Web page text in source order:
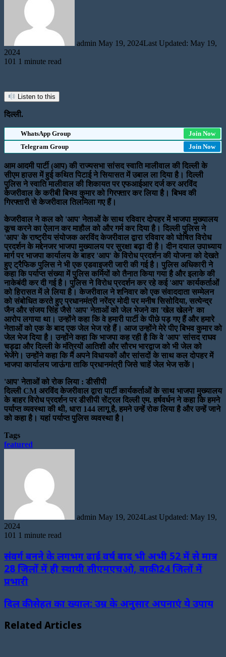
admin May 19, 2024Last Updated: May 19,
2024
101 1 minute read
Listen to this
दिल्ली.
WhatsApp Group
Join Now
Telegram Group
Join Now
आम आदमी पार्टी (आप) की राज्यसभा सांसद स्वाति मालीवाल की दिल्ली के
सीएम हाउस में हुई कथित पिटाई ने सियासत में उबाल ला दिया है। दिल्ली
पुलिस ने स्वाति मालीवाल की शिकायत पर एफआईआर दर्ज कर अरविंद
केजरीवाल के करीबी बिभव कुमार को गिरफ्तार कर लिया है। बिभव की
गिरफ्तारी से केजरीवाल तिलमिला गए हैं।
केजरीवाल ने कल को 'आप' नेताओं के साथ रविवार दोपहर में भाजपा मुख्यालय
कूच करने का ऐलान कर माहौल को और गर्म कर दिया है। दिल्ली पुलिस ने
'आप' के राष्ट्रीय संयोजक अरविंद केजरीवाल द्वारा रविवार को घोषित विरोध
प्रदर्शन के मद्देनजर भाजपा मुख्यालय पर सुरक्षा बढ़ा दी है। दीन दयाल उपाध्याय
मार्ग पर भाजपा कार्यालय के बाहर 'आप' के विरोध प्रदर्शन की योजना को देखते
हुए ट्रैफिक पुलिस ने भी एक एडवाइजरी जारी की गई है। पुलिस अधिकारी ने
कहा कि पर्याप्त संख्या में पुलिस कर्मियों को तैनात किया गया है और इलाके की
नाकेबंदी कर दी गई है। पुलिस ने विरोध प्रदर्शन कर रहे कई 'आप' कार्यकर्ताओं
को हिरासत में ले लिया है। केजरीवाल ने शनिवार को एक संवाददाता सम्मेलन
को संबोधित करते हुए प्रधानमंत्री नरेंद्र मोदी पर मनीष सिसोदिया, सत्येन्द्र
जैन और संजय सिंह जैसे 'आप' नेताओं को जेल भेजने का 'खेल खेलने' का
आरोप लगाया था। उन्होंने कहा कि वे हमारी पार्टी के पीछे पड़ गए हैं और हमारे
नेताओं को एक के बाद एक जेल भेज रहे हैं। आज उन्होंने मेरे पीए बिभव कुमार को
जेल भेज दिया है। उन्होंने कहा कि भाजपा कह रही है कि वे 'आप' सांसद राघव
चड्ढा और दिल्ली के मंत्रियों आतिशी और सौरभ भारद्वाज को भी जेल को
भेजेंगे। उन्होंने कहा कि मैं अपने विधायकों और सांसदों के साथ कल दोपहर में
भाजपा कार्यालय जाऊंगा ताकि प्रधानमंत्री जिसे चाहें जेल भेज सकें।
'आप' नेताओं को रोक लिया : डीसीपी
दिल्ली CM अरविंद केजरीवाल द्वारा पार्टी कार्यकर्ताओं के साथ भाजपा मुख्यालय
के बाहर विरोध प्रदर्शन पर डीसीपी सेंट्रल दिल्ली एम. हर्षवर्धन ने कहा कि हमने
पर्याप्त व्यवस्था की थी, धारा 144 लागू है, हमने उन्हें रोक लिया है और उन्हें जाने
को कहा है। यहां पर्याप्त पुलिस व्यवस्था है।
Tags
featured
admin May 19, 2024Last Updated: May 19,
2024
101 1 minute read
संवर्ग बनने के लगभग ढाई वर्ष बाद भी अभी 52 में से मात्र
28 जिलों में ही स्थायी सीएमएचओ, बाकी 24 जिलों में
प्रभारी
दिल की सेहत का ख्याल: उम्र के अनुसार अपनाएं ये उपाय
Related Articles